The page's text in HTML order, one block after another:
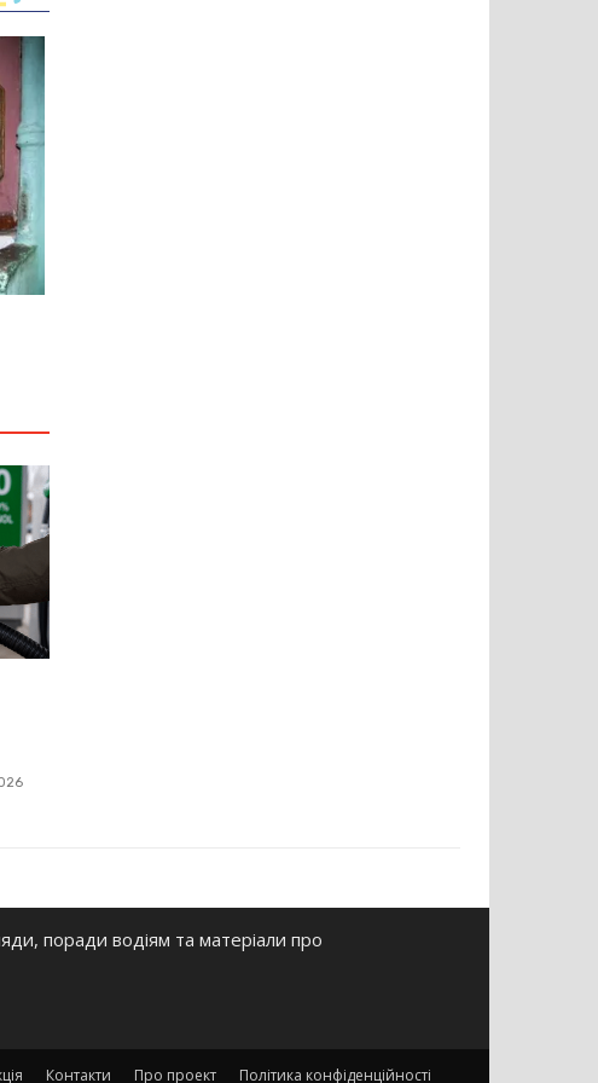
поради водіям та матеріали про
Контакти Про проект Політика конфіденційності